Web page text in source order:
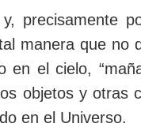
precisamente
manera que no
en el cielo,
objetos y otras
en el Universo.